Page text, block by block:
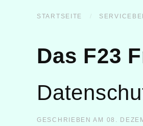
STARTSEITE
Das F23
GESCHRIEBEN AM 08.